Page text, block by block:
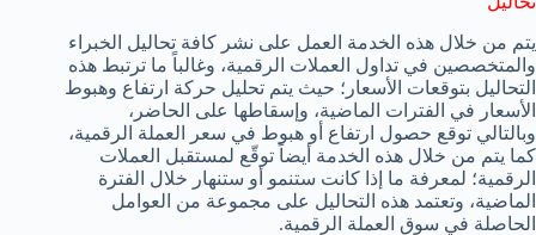
يتم من خلال هذه الخدمة العمل على نشر كافة تحاليل الخبراء
والمتخصصين في تداول العملات الرقمية، وغالباً ما ترتبط هذه
التحاليل بتوقعات الأسعار؛ حيث يتم تحليل حركة ارتفاع وهبوط
الأسعار في الفترات الماضية، وإسقاطها على الحاضر،
وبالتالي توقع حصول ارتفاع أو هبوط في سعر العملة الرقمية،
كما يتم من خلال هذه الخدمة أيضاً توقّع لمستقبل العملات
الرقمية؛ لمعرفة ما إذا كانت ستنمو أو ستنهار خلال الفترة
الماضية، وتعتمد هذه التحاليل على مجموعة من العوامل
الحاصلة في سوق العملة الرقمية.